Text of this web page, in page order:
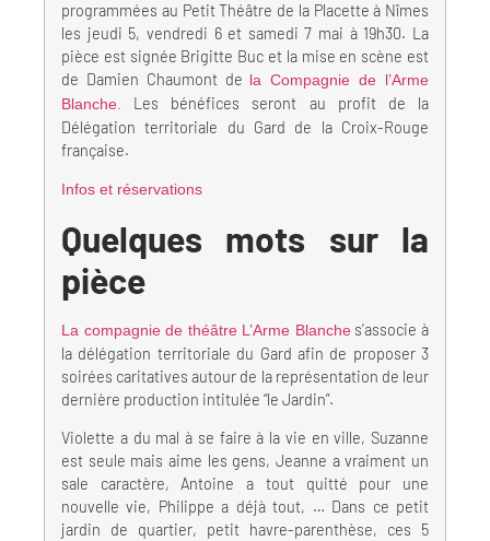
programmées au Petit Théâtre de la Placette à Nîmes
les jeudi 5, vendredi 6 et samedi 7 mai à 19h30. La
pièce est signée Brigitte Buc et la mise en scène est
de Damien Chaumont de la Compagnie de l’Arme
Blanche.
Les bénéfices seront au profit de la
Délégation territoriale du Gard de la Croix-Rouge
française.
Infos et réservations
Quelques mots sur la
pièce
La compagnie de théâtre L’Arme Blanches’associe à
la délégation territoriale du Gard afin de proposer 3
soirées caritatives autour de la représentation de leur
dernière production intitulée “le Jardin”.
Violette a du mal à se faire à la vie en ville, Suzanne
est seule mais aime les gens, Jeanne a vraiment un
sale caractère, Antoine a tout quitté pour une
nouvelle vie, Philippe a déjà tout, … Dans ce petit
jardin de quartier, petit havre-parenthèse, ces 5